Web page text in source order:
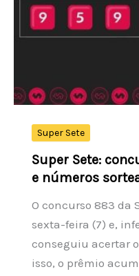
US$
4.399,70
troy,
na
semana
maior
valorização
desde
janeiro
Super Sete
Super Sete:
e números
O concurso 883 da
sexta-feira (7) e,
conseguiu acertar
isso, o prêmio